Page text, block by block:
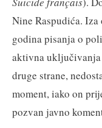
Nine Raspudića.
godina pisanja o
aktivna
druge strane,
moment, iako on
pozvan javno